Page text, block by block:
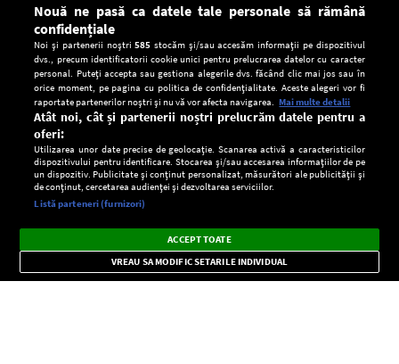
CONFIDENŢIALITATE
Setări:
Dark
Mode
Radio live, podcasturi, știri și alerte
importante.
×
Nouă ne pasă ca datele tale personale să rămână
confidențiale
Noi și partenerii noștri585 stocăm și/sau accesăm informații pe dispozitivul
dvs., precum identificatorii cookie unici pentru prelucrarea datelor cu caracter
personal. Puteți accepta sau gestiona alegerile dvs. făcând clic mai jos sau în
orice moment, pe pagina cu politica de confidențialitate. Aceste alegeri vor fi
raportate partenerilor noștri și nu vă vor afecta navigarea. Mai multe detalii
Atât noi, cât și partenerii noștri prelucrăm datele pentru a
oferi:
Utilizarea unor date precise de geolocație. Scanarea activă a caracteristicilor
dispozitivului pentru identificare. Stocarea și/sau accesarea informațiilor de pe
un dispozitiv. Publicitate și conținut personalizat, măsurători ale publicității și
de conținut, cercetarea audienței și dezvoltarea serviciilor.
Listă parteneri (furnizori)
ACCEPT TOATE
VREAU SA MODIFIC SETARILE INDIVIDUAL